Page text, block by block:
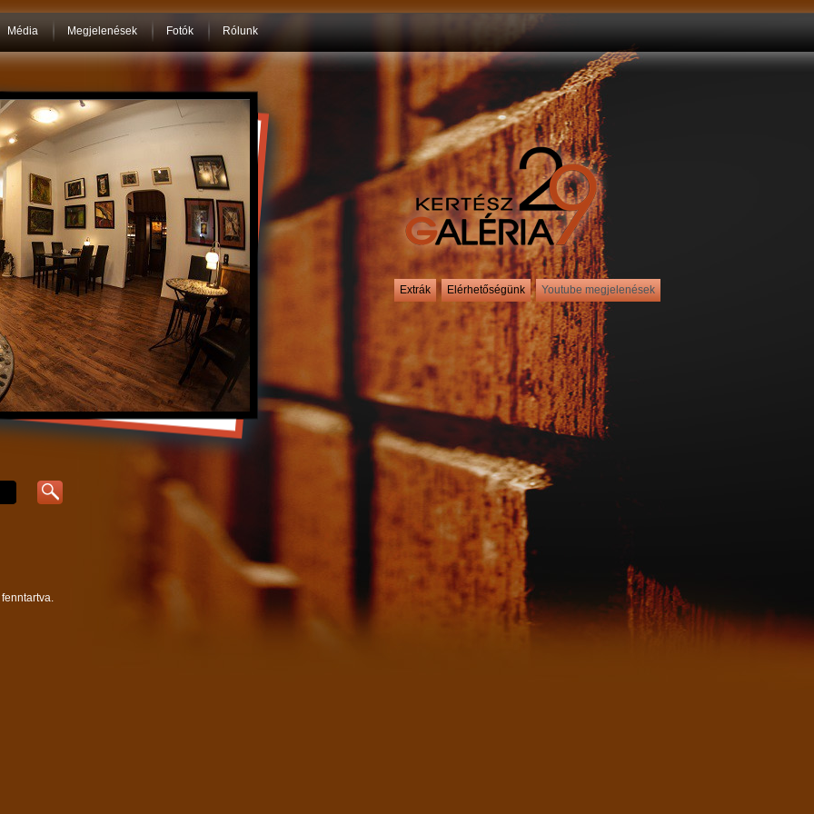
Média Megjelenések Fotók Rólunk
Extrák Elérhetőségünk Youtube megjelenések